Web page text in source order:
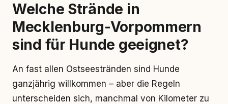
Welche Strände in
Mecklenburg-Vorpommern
sind für Hunde geeignet?
An fast allen Ostseestränden sind Hunde
ganzjährig willkommen – aber die Regeln
unterscheiden sich, manchmal von Kilometer zu